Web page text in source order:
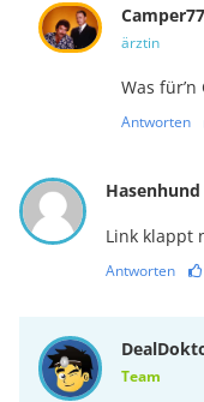
Camper77
ärztin
Was
Antworten
Hasenhund
Link klappt
Antworten
Team